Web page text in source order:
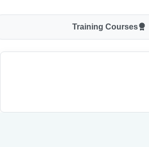
Training Courses